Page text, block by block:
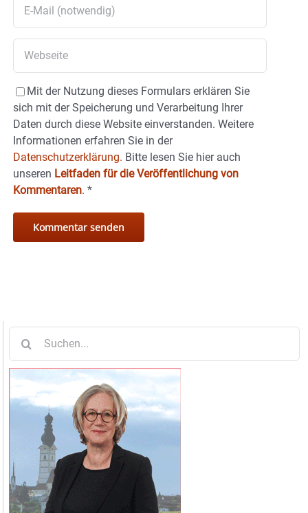
Mit der Nutzung dieses Formulars erklären Sie
sich mit der Speicherung und Verarbeitung Ihrer
Daten durch diese Website einverstanden. Weitere
Informationen erfahren Sie in der
Datenschutzerklärung. Bitte lesen Sie hier auch
unseren Leitfaden für die Veröffentlichung von
Kommentaren. *
nach: